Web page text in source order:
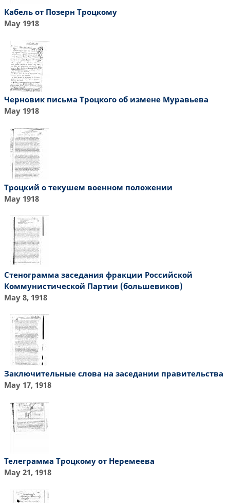
Кабель от Позерн Троцкому
May 1918
Черновик письма Троцкого об измене Муравьева
May 1918
Троцкий о текушем военном положении
May 1918
Стенограмма заседания фракции Российской
Коммунистической Партии (большевиков)
May 8, 1918
Заключительные слова на заседании правительства
May 17, 1918
Телеграмма Троцкому от Неремеева
May 21, 1918